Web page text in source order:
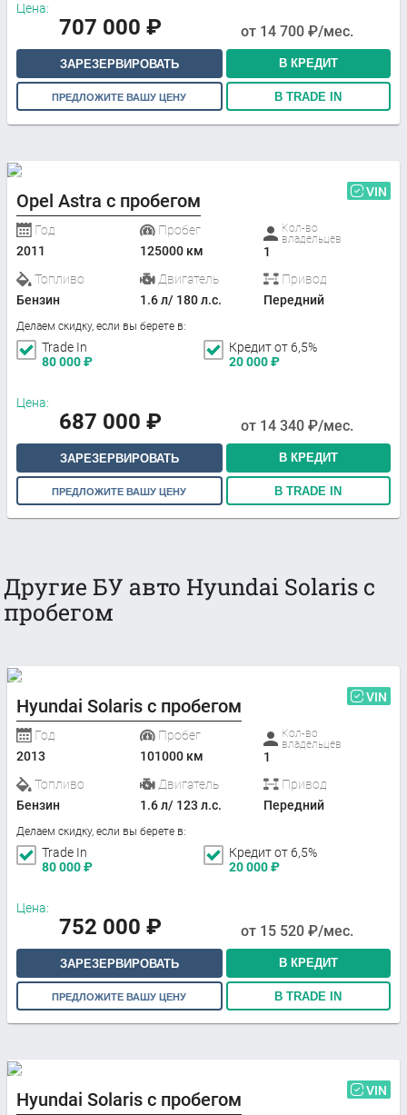
Цена:
707 000 ₽ от 14 700 ₽/мес.
ЗАРЕЗЕРВИРОВАТЬ В КРЕДИТ
ПРЕДЛОЖИТЕ ВАШУ ЦЕНУ В TRADE IN
Opel Astra с пробегом VIN
Год
2011
Пробег
125000 км
Кол-во
владельцев
1
Топливо
Бензин
Двигатель
1.6 л/ 180 л.с.
Привод
Передний
Делаем скидку, если вы берете в:
Trade In
80 000₽
Кредит от 6,5%
20 000₽
Цена:
687 000 ₽ от 14 340 ₽/мес.
ЗАРЕЗЕРВИРОВАТЬ В КРЕДИТ
ПРЕДЛОЖИТЕ ВАШУ ЦЕНУ В TRADE IN
Другие БУ авто Hyundai Solaris с
пробегом
Hyundai Solaris с пробегом VIN
Год
2013
Пробег
101000 км
Кол-во
владельцев
1
Топливо
Бензин
Двигатель
1.6 л/ 123 л.с.
Привод
Передний
Делаем скидку, если вы берете в:
Trade In
80 000₽
Кредит от 6,5%
20 000₽
Цена:
752 000 ₽ от 15 520 ₽/мес.
ЗАРЕЗЕРВИРОВАТЬ В КРЕДИТ
ПРЕДЛОЖИТЕ ВАШУ ЦЕНУ В TRADE IN
Hyundai Solaris с пробегом VIN